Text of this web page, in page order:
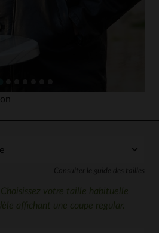
Consulter le guide des tailles
votre taille habituelle
affichant une coupe regular.